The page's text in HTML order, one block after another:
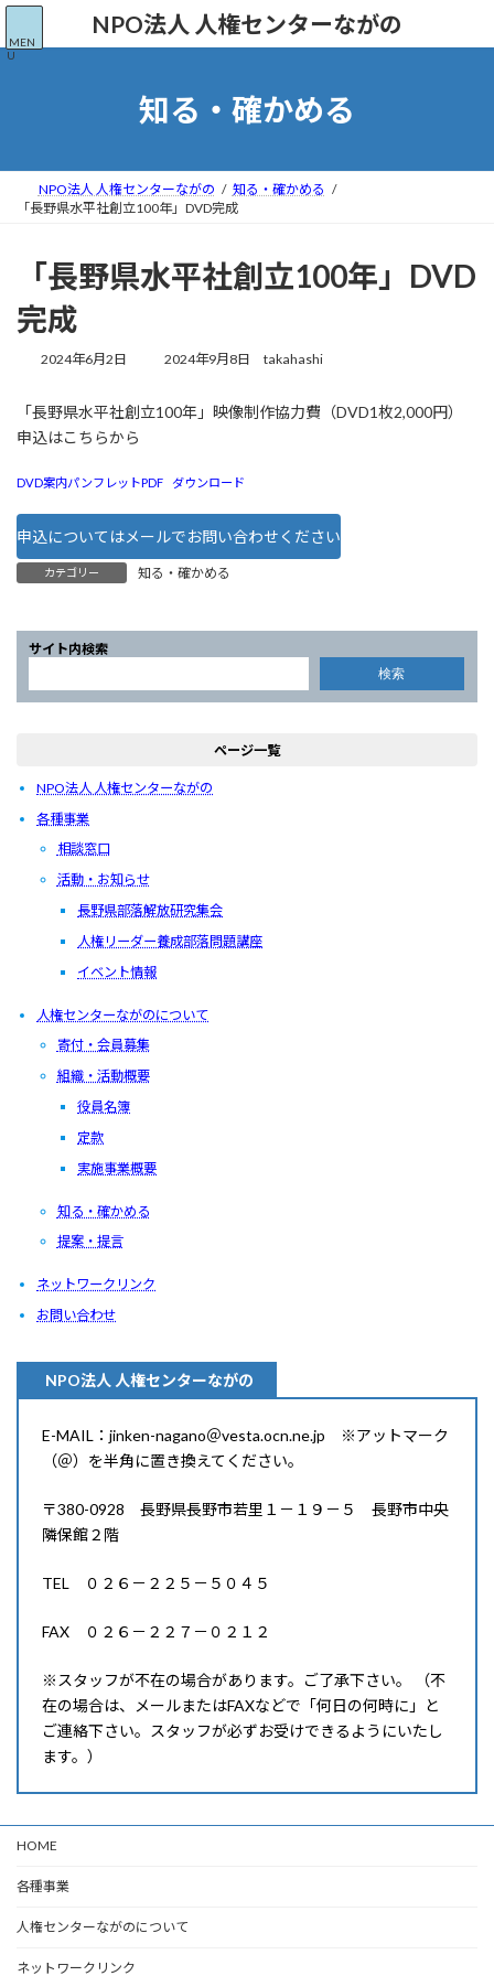
コ
テ
ナ
ゲ
NPO法人 人権センターながの
知る・確かめる
NPO法人 人権センターながの
知る・確かめる
「長野県水平社創立100年」DVD完成
「長野県水平社創立100年」DVD
完成
2024年6月2日
最
新
2024年9月8日 takahashi
「長野県水平社創立100年」映像制作協力費（DVD1枚2,000円）
申込はこちらから
DVD案内パンフレットPDF ダウンロード
申込についてはメールでお問い合わせください
カテゴリー 知る・確かめる
サイト内検索
検索
ページ一覧
NPO法人 人権センターながの
各種事業
相談窓口
活動・お知らせ
長野県部落解放研究集会
人権リーダー養成部落問題講座
イベント情報
人権センターながのについて
寄付・会員募集
組織・活動概要
役員名簿
定款
実施事業概要
知る・確かめる
提案・提言
ネットワークリンク
お問い合わせ
NPO法人 人権センターながの
E-MAIL：jinken-nagano＠vesta.ocn.ne.jp ※アットマーク
（＠）を半角に置き換えてください。
〒380-0928 長野県長野市若里１－１９－５ 長野市中央
隣保館２階
TEL ０２６－２２５－５０４５
FAX ０２６－２２７－０２１２
※スタッフが不在の場合があります。ご了承下さい。 （不
在の場合は、メールまたはFAXなどで「何日の何時に」と
ご連絡下さい。スタッフが必ずお受けできるようにいたし
ます。）
HOME
各種事業
人権センターながのについて
ネットワークリンク
MEN
U